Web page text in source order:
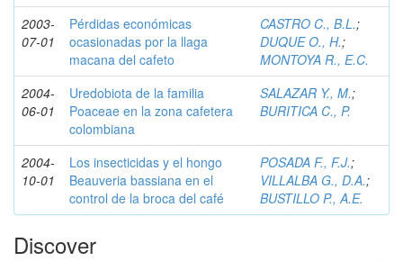
2003-
07-01
Pérdidas económicas
ocasionadas por la llaga
macana del cafeto
CASTRO C., B.L.;
DUQUE O., H.;
MONTOYA R., E.C.
2004-
06-01
Uredobiota de la familia
Poaceae en la zona cafetera
colombiana
SALAZAR Y., M.;
BURITICA C., P.
2004-
10-01
Los insecticidas y el hongo
Beauveria bassiana en el
control de la broca del café
POSADA F., F.J.;
VILLALBA G., D.A.;
BUSTILLO P., A.E.
Discover